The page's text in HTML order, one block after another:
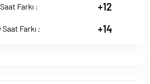
Farkı : +12
Farkı : +14